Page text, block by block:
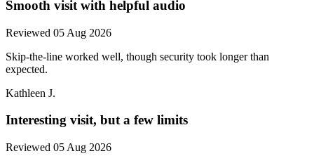
Smooth visit with helpful audio
Reviewed 05 Aug 2026
Skip-the-line worked well, though security took longer than
expected.
Kathleen J.
Interesting visit, but a few limits
Reviewed 05 Aug 2026